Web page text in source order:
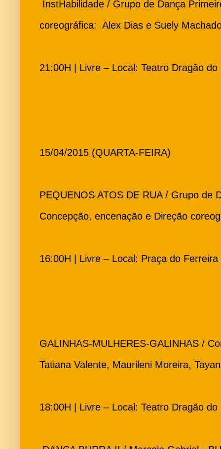
InstHabilidade / Grupo de Dança
coreográfica: Alex Dias e Suely
21:00H | Livre – Local: Teatro Dragão do
15/04/2015 (QUARTA-FEIRA)
PEQUENOS ATOS DE RUA / Grupo de
Concepção, encenação e Direção
16:00H | Livre – Local: Praça do Ferreira
GALINHAS-MULHERES-GALINHAS /
Tatiana Valente, Maurileni Moreira,
18:00H | Livre – Local: Teatro Dragão do